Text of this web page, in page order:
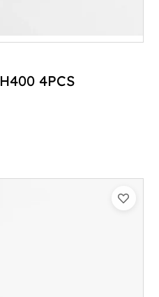
4PCS